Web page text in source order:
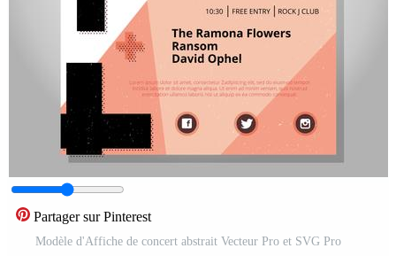
Partager sur Pinterest
Modèle d'Affiche de concert abstrait Vecteur Pro et SVG Pro